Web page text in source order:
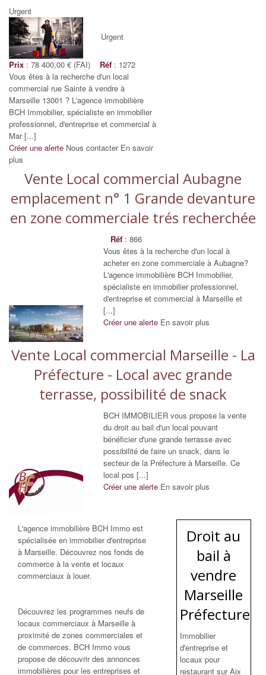
Urgent
Urgent
Prix : 78 400,00 € (FAI) Réf : 1272
Vous êtes à la recherche d'un local
commercial rue Sainte à vendre à
Marseille 13001 ? L'agence immobilière
BCH Immobilier, spécialiste en immobilier
professionnel, d'entreprise et commercial à
Mar [...]
Créer une alerte Nous contacter En savoir
plus
Vente Local commercial Aubagne
emplacement n° 1 Grande devanture
en zone commerciale trés recherchée
Réf : 866
Vous êtes à la recherche d'un local à
acheter en zone commerciale à Aubagne?
L'agence immobilière BCH Immobilier,
spécialiste en immobilier professionnel,
d'entreprise et commercial à Marseille et
[...]
Créer une alerte En savoir plus
Vente Local commercial Marseille - La
Préfecture - Local avec grande
terrasse, possibilité de snack
BCH IMMOBILIER vous propose la vente
du droit au bail d'un local pouvant
bénéficier d'une grande terrasse avec
possibilité de faire un snack, dans le
secteur de la Préfecture à Marseille. Ce
local pos [...]
Créer une alerte En savoir plus
L'agence immobilière BCH Immo est
spécialisée en immobilier d'entreprise
à Marseille. Découvrez nos fonds de
commerce à la vente et locaux
commerciaux à louer.
Découvrez les programmes neufs de
locaux commerciaux à Marseille à
proximité de zones commerciales et
de commerces. BCH Immo vous
propose de découvrir des annonces
immobilières pour les entreprises et
Droit au
bail à
vendre
Marseille
Préfecture
Immobilier
d'entreprise et
locaux pour
restaurant sur Aix